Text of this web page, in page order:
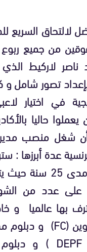
لالتحاق السريع
من جميع
ناصر لاركيط
2007 بإعداد تصور
في اختيار
يعملوا حاليا
شغل منصب مدير
عدة أبرزها :
لوهافر… على مدى
على عدد من
بها عالميا
(
FC) و دبلوم
DEPF ) و